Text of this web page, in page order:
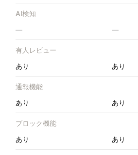
AI検知
—
—
有人レビュー
あり
あり
通報機能
あり
あり
ブロック機能
あり
あり